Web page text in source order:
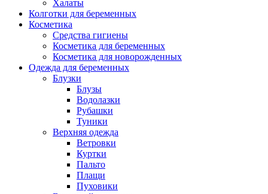
Халаты
Колготки для беременных
Косметика
Cредства гигиены
Косметика для беременных
Косметика для новорожденных
Одежда для беременных
Блузки
Блузы
Водолазки
Рубашки
Туники
Верхняя одежда
Ветровки
Куртки
Пальто
Плащи
Пуховики